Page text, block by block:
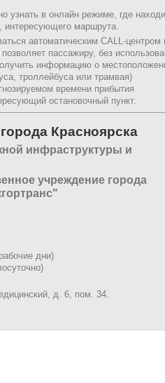
узнать в онлайн режиме, где
интересующего маршрута.
автоматическим CALL-центром
пассажиру, без
информацию о
троллейбуса или трамвая)
времени прибытия
остановочный пункт.
Красноярска
инфраструктуры и
учреждение города
дни)
д. 6, пом. 34.